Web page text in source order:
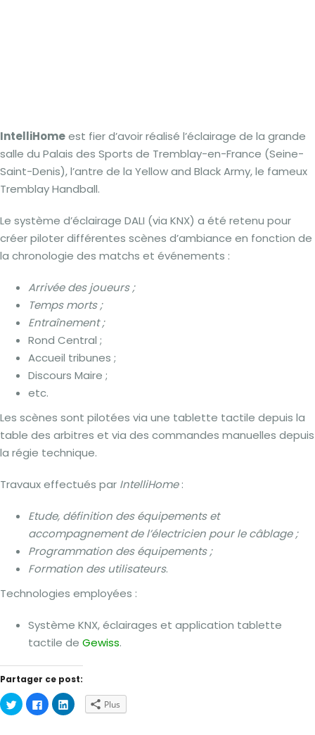
IntelliHomeest fier d’avoir réalisé l’éclairage de la grande
salle du Palais des Sports de Tremblay-en-France (Seine-
Saint-Denis), l’antre de la Yellow and Black Army, le fameux
Tremblay Handball.
Le système d’éclairage DALI (via KNX) a été retenu pour
créer piloter différentes scènes d’ambiance en fonction de
la chronologie des matchs et événements :
Arrivée des joueurs ;
Temps morts ;
Entraînement ;
Rond Central ;
Accueil tribunes ;
Discours Maire ;
etc.
Les scènes sont pilotées via une tablette tactile depuis la
table des arbitres et via des commandes manuelles depuis
la régie technique.
Travaux effectués par IntelliHome:
Etude, définition des équipements et
accompagnement de l’électricien pour le câblage ;
Programmation des équipements ;
Formation des utilisateurs.
Technologies employées :
Système KNX, éclairages et application tablette
tactile de Gewiss.
Partager ce post:
Cliquez
pour
partager
Cliquez
pour
partager
Cliquez
pour Plus